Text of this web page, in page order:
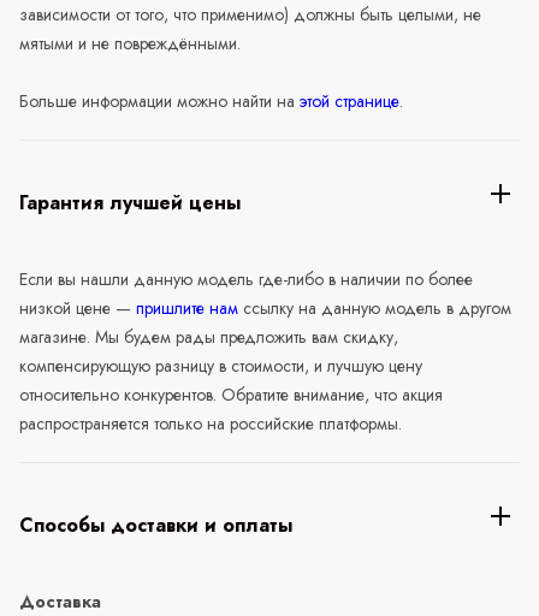
зависимости от того, что применимо) должны быть целыми, не
мятыми и не повреждёнными.
Больше информации можно найти на этой странице.
Гарантия лучшей цены
Если вы нашли данную модель где-либо в наличии по более
низкой цене — пришлите нам ссылку на данную модель в другом
магазине. Мы будем рады предложить вам скидку,
компенсирующую разницу в стоимости, и лучшую цену
относительно конкурентов. Обратите внимание, что акция
распространяется только на российские платформы.
Способы доставки и оплаты
Доставка